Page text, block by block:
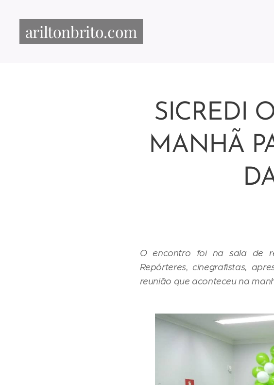
ariltonbrito.com
SICREDI
MANHÃ
O encontro foi na sala de
Repórteres, cinegrafistas,
reunião que aconteceu na